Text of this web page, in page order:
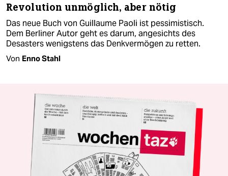
Revolution unmöglich, aber nötig
Das neue Buch von Guillaume Paoli ist pessimistisch.
Dem Berliner Autor geht es darum, angesichts des
Desasters wenigstens das Denkvermögen zu retten.
Von Enno Stahl